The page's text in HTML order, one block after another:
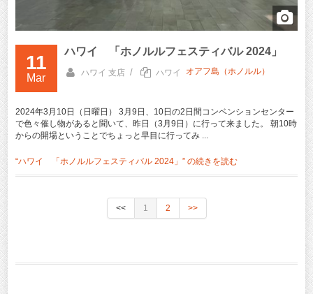
11
Mar
ハワイ 「ホノルルフェスティバル 2024」
ハワイ 支店 / ハワイ オアフ島（ホノルル）
2024年3月10日（日曜日） 3月9日、10日の2日間コンベンションセンター
で色々催し物があると聞いて、昨日（3月9日）に行って来ました。 朝10時
からの開場ということでちょっと早目に行ってみ ...
“ハワイ 「ホノルルフェスティバル 2024」” の続きを読む
<< 1 2 >>